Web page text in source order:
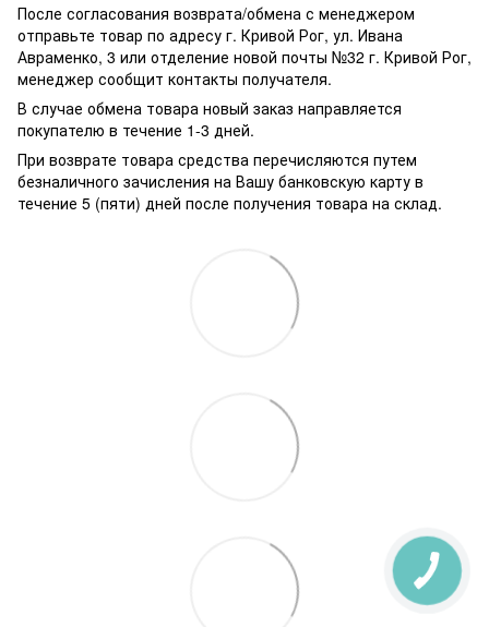
После согласования возврата/обмена с менеджером
отправьте товар по адресу г. Кривой Рог, ул. Ивана
Авраменко, 3 или отделение новой почты №32 г. Кривой Рог,
менеджер сообщит контакты получателя.
В случае обмена товара новый заказ направляется
покупателю в течение 1-3 дней.
При возврате товара средства перечисляются путем
безналичного зачисления на Вашу банковскую карту в
течение 5 (пяти) дней после получения товара на склад.